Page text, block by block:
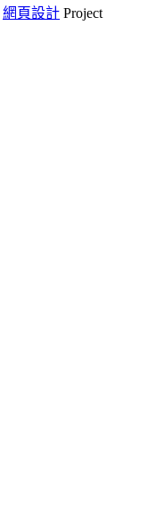
網頁設計 Project